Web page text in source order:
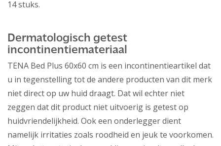
14 stuks.
Dermatologisch getest
incontinentiemateriaal
TENA Bed Plus 60x60 cm is een incontinentieartikel dat
u in tegenstelling tot de andere producten van dit merk
niet direct op uw huid draagt. Dat wil echter niet
zeggen dat dit product niet uitvoerig is getest op
huidvriendelijkheid. Ook een onderlegger dient
namelijk irritaties zoals roodheid en jeuk te voorkomen.